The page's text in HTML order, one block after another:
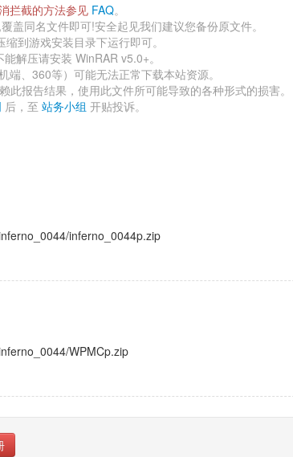
拦截的方法参见 FAQ。
盖同名文件即可!安全起见我们建议您备份原文件。
到游戏安装目录下运行即可。
解压请安装 WinRAR v5.0+。
、360等）可能无法正常下载本站资源。
报告结果，使用此文件所可能导致的各种形式的损害。
后，至 站务小组 开贴投诉。
inferno_0044p.zip
WPMCp.zip